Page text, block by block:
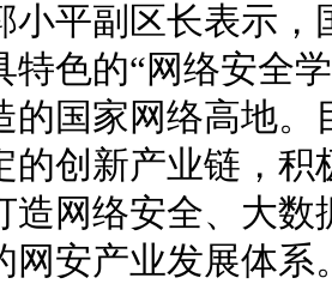
小平副区长表示
特色的“网络安全
的国家网络高地
的创新产业链，
造网络安全、大
网安产业发展体系